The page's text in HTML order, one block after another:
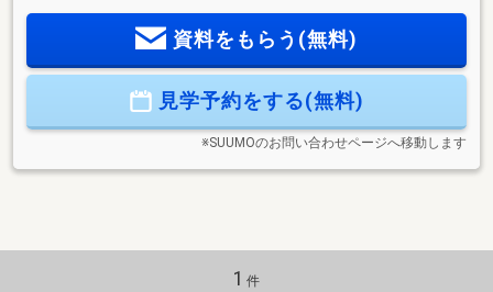
防止・損傷防止)■耐風等級２(構造躯体の倒壊等防止及び損傷
防止)■劣化対策等級３(構造躯体等)■維持管理対策等級３(専用
ール電化住宅【周辺環境】・山王小学校徒歩７分・七尾東部
中学校徒歩３１分・コンビニ徒歩７分・スーパー徒歩４分
資料をもらう(無料)
見学予約をする(無料)
※SUUMOのお問い合わせページへ移動します
1 件